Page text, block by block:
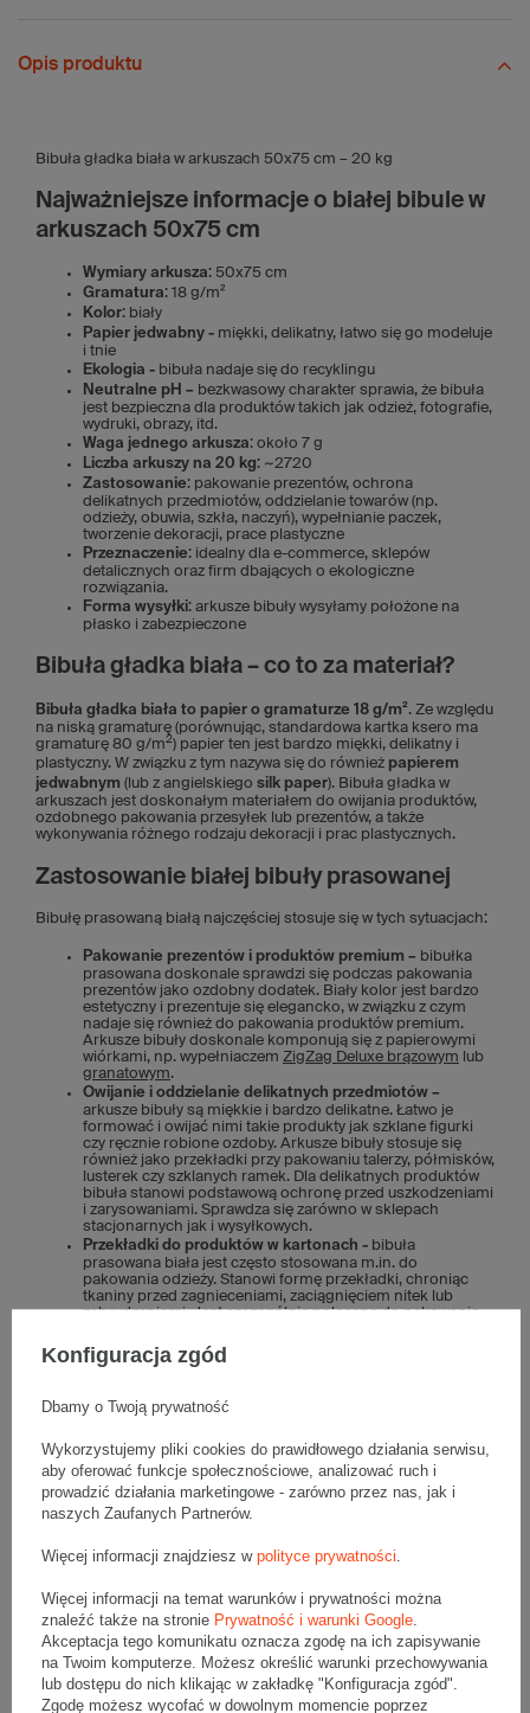
Opis produktu
Bibuła gładka biała w arkuszach 50x75 cm – 20 kg
Najważniejsze informacje o białej bibule w
arkuszach 50x75 cm
Wymiary arkusza: 50x75 cm
Gramatura: 18 g/m²
Kolor: biały
Papier jedwabny - miękki, delikatny, łatwo się go modeluje
i tnie
Ekologia - bibuła nadaje się do recyklingu
Neutralne pH – bezkwasowy charakter sprawia, że bibuła
jest bezpieczna dla produktów takich jak odzież, fotografie,
wydruki, obrazy, itd.
Waga jednego arkusza: około 7 g
Liczba arkuszy na 20 kg: ~2720
Zastosowanie: pakowanie prezentów, ochrona
delikatnych przedmiotów, oddzielanie towarów (np.
odzieży, obuwia, szkła, naczyń), wypełnianie paczek,
tworzenie dekoracji, prace plastyczne
Przeznaczenie: idealny dla e-commerce, sklepów
detalicznych oraz firm dbających o ekologiczne
rozwiązania.
Forma wysyłki: arkusze bibuły wysyłamy położone na
płasko i zabezpieczone
Bibuła gładka biała – co to za materiał?
Bibuła gładka biała to papier o gramaturze 18 g/m². Ze względu
na niską gramaturę (porównując, standardowa kartka ksero ma
gramaturę 80 g/m2) papier ten jest bardzo miękki, delikatny i
plastyczny. W związku z tym nazywa się do również papierem
jedwabnym (lub z angielskiego silk paper). Bibuła gładka w
arkuszach jest doskonałym materiałem do owijania produktów,
ozdobnego pakowania przesyłek lub prezentów, a także
wykonywania różnego rodzaju dekoracji i prac plastycznych.
Zastosowanie białej bibuły prasowanej
Bibułę prasowaną białą najczęściej stosuje się w tych sytuacjach:
Pakowanie prezentów i produktów premium – bibułka
prasowana doskonale sprawdzi się podczas pakowania
prezentów jako ozdobny dodatek. Biały kolor jest bardzo
estetyczny i prezentuje się elegancko, w związku z czym
nadaje się również do pakowania produktów premium.
Arkusze bibuły doskonale komponują się z papierowymi
wiórkami, np. wypełniaczem ZigZag Deluxe brązowym lub
granatowym.
Owijanie i oddzielanie delikatnych przedmiotów –
arkusze bibuły są miękkie i bardzo delikatne. Łatwo je
formować i owijać nimi takie produkty jak szklane figurki
czy ręcznie robione ozdoby. Arkusze bibuły stosuje się
również jako przekładki przy pakowaniu talerzy, półmisków,
lusterek czy szklanych ramek. Dla delikatnych produktów
bibuła stanowi podstawową ochronę przed uszkodzeniami
i zarysowaniami. Sprawdza się zarówno w sklepach
stacjonarnych jak i wysyłkowych.
Przekładki do produktów w kartonach - bibuła
prasowana biała jest często stosowana m.in. do
pakowania odzieży. Stanowi formę przekładki, chroniąc
tkaniny przed zagnieceniami, zaciągnięciem nitek lub
zabrudzeniami. Jest szczególnie polecana do pakowania
Odzież ładnie owinięta bibułą, po otwarciu pudełka
prezentuje się elegancko, dzięki czemu klienci mają
Prace plastyczne i dekoracje –
świetny materiał do działań kreatywnych. Wykorzystuje się
wycinanek, itp. Jej delikatna faktura i łatwość formowania
sprawiają, że jest popularnym wyborem wśród osób
zajmujących się rękodziełem, a także w szkołach i
przedszkolach podczas zajęć plastycznych.
Ekologiczność -produkt nadaje się do recyklingu i jest
biodegradowalny.
Uniwersalność -odpowiednia do różnorodnych
zastosowań – od pakowania paczek po tworzenie
dekoracji.
Lekkość -pojedynczy arkusz waży zaledwie 7 g, dzięki
Konfiguracja zgód
Dbamy o Twoją prywatność
Wykorzystujemy pliki cookies do prawidłowego działania serwisu,
aby oferować funkcje społecznościowe, analizować ruch i
prowadzić działania marketingowe - zarówno przez nas, jak i
naszych Zaufanych Partnerów.
Więcej informacji znajdziesz w polityce prywatności.
Więcej informacji na temat warunków i prywatności można
znaleźć także na stronie Prywatność i warunki Google.
Akceptacja tego komunikatu oznacza zgodę na ich zapisywanie
na Twoim komputerze. Możesz określić warunki przechowywania
lub dostępu do nich klikając w zakładkę "Konfiguracja zgód".
Zgodę możesz wycofać w dowolnym momencie poprzez